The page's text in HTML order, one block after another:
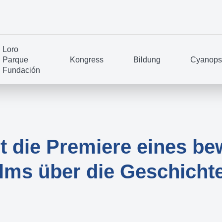
Loro
Parque
Fundación
Kongress Bildung
die Premiere eines
über die